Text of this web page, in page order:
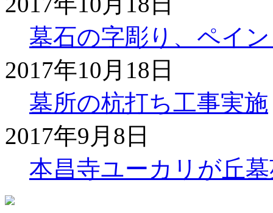
墓石の字彫り、ペイ
2017年10月18日
墓所の杭打ち工事実施
2017年9月8日
本昌寺ユーカリが丘